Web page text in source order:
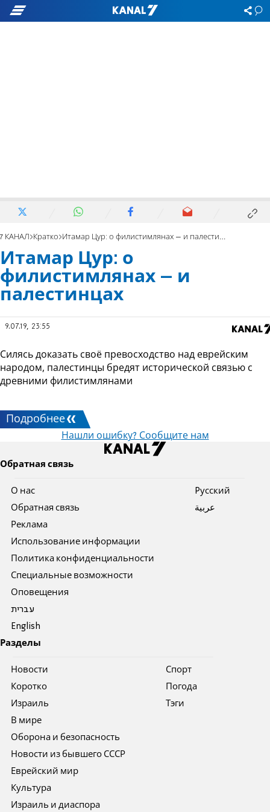
7 КАНАЛ Кратко Итамар Цур: о филистимлянах – и палестинцах
Итамар Цур: о
филистимлянах – и
палестинцах
9.07.19, 23:55
Силясь доказать своё превосходство над еврейским
народом, палестинцы бредят исторической связью с
древними филистимлянами
Подробнее
Нашли ошибку? Сообщите нам
Обратная связь
О нас
Обратная связь
Реклама
Использование информации
Политика конфиденциальности
Специальные возможности
Оповещения
עברית
English
Pусский
عربية
Разделы
Новости
Коротко
Израиль
В мире
Оборона и безопасность
Новости из бывшего СССР
Еврейский мир
Культура
Израиль и диаспора
Спорт
Погода
Тэги